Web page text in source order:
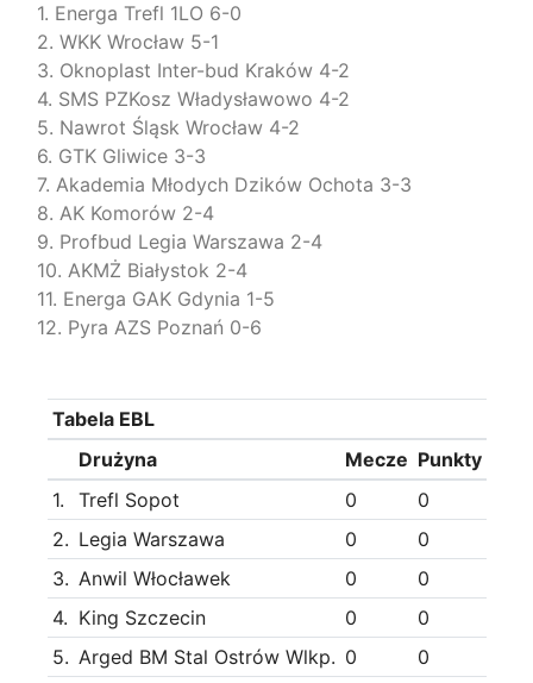
1. Energa Trefl 1LO 6-0
2. WKK Wrocław 5-1
3. Oknoplast Inter-bud Kraków 4-2
4. SMS PZKosz Władysławowo 4-2
5. Nawrot Śląsk Wrocław 4-2
6. GTK Gliwice 3-3
7. Akademia Młodych Dzików Ochota 3-3
8. AK Komorów 2-4
9. Profbud Legia Warszawa 2-4
10. AKMŻ Białystok 2-4
11. Energa GAK Gdynia 1-5
12. Pyra AZS Poznań 0-6
Tabela EBL
Drużyna
Mecze Punkty
1.
Trefl Sopot 0
0
2. Legia Warszawa 0
0
3. Anwil Włocławek 0
0
4. King Szczecin 0
0
5. Arged BM Stal Ostrów Wlkp. 0
0